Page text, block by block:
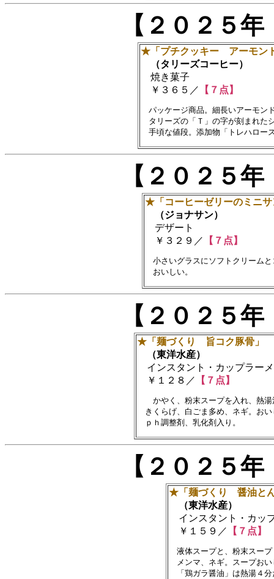
【２０２５
★「プチクッキー アーモン
（タリーズコーヒー）
焼き菓子
￥３６５／
【７点】
パッケージ商品。細長いアーモン
タリーズの「Ｔ」の字が刻まれた
【２０２５
★「コーヒーゼリーのミニサ
（ジョナサン）
デザート
￥３２９／ 【７点】
小さいグラスにソフトクリーム
【２０２５
★「麺づくり 旨コク豚骨」
（東洋水産）
インスタント・カップラー
￥１２８／ 【７点】
かやく、粉末スープを入れ、熱湯
きくらげ、白ごま多め、ネギ。おい
【２０２５
★「麺づくり 醤油と
（東洋水産）
インスタント・カッ
￥１５９／ 【７点】
液体スープと、粉末スー
メンマ、ネギ。スープおい